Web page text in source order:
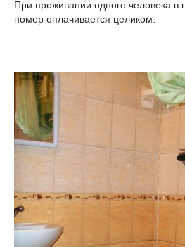
При проживании одного человека в
номер оплачивается целиком.